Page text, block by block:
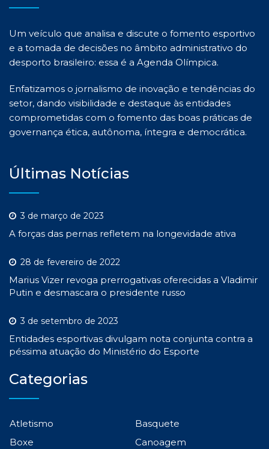
Um veículo que analisa e discute o fomento esportivo
e a tomada de decisões no âmbito administrativo do
desporto brasileiro: essa é a Agenda Olímpica.
Enfatizamos o jornalismo de inovação e tendências do
setor, dando visibilidade e destaque às entidades
comprometidas com o fomento das boas práticas de
governança ética, autônoma, íntegra e democrática.
Últimas Notícias
3 de março de 2023
A forças das pernas refletem na longevidade ativa
28 de fevereiro de 2022
Marius Vizer revoga prerrogativas oferecidas a Vladimir
Putin e desmascara o presidente russo
3 de setembro de 2023
Entidades esportivas divulgam nota conjunta contra a
péssima atuação do Ministério do Esporte
Categorias
Atletismo
Basquete
Boxe
Canoagem